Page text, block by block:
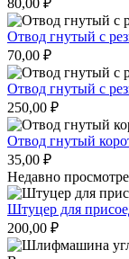
Отвод гнутый с
70,00 ₽
Отвод гнутый с
250,00 ₽
Отвод гнутый
35,00 ₽
Недавно
Штуцер для
200,00 ₽